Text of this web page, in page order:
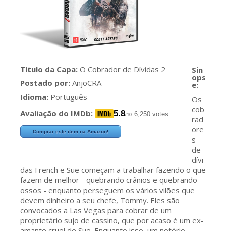
Título da Capa:O Cobrador de Dívidas 2
Postado por:AnjoCRA
Idioma:Português
Avaliação do IMDb:
5.8/10 6,250 votes
Comprar este item na Amazon!
Os
cob
rad
ore
s
de
dívi
das French e Sue começam a trabalhar fazendo o que
fazem de melhor - quebrando crânios e quebrando
ossos - enquanto perseguem os vários vilões que
devem dinheiro a seu chefe, Tommy. Eles são
convocados a Las Vegas para cobrar de um
proprietário sujo de cassino, que por acaso é um ex-